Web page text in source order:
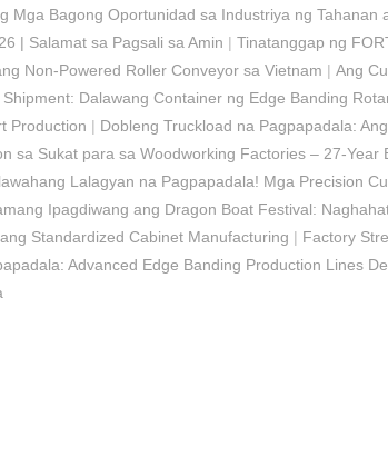
Mga Bagong Oportunidad sa Industriya ng Tahanan
| Salamat sa Pagsali sa Amin | Tinatanggap ng
Non-Powered Roller Conveyor sa Vietnam | Ang
Dalawang Container ng Edge Banding
Production | Dobleng Truckload na Pagpapadala:
sa Sukat para sa Woodworking Factories – 27-Year
Lalagyan na Pagpapadala! Mga Precision
Ipagdiwang ang Dragon Boat Festival:
Standardized Cabinet Manufacturing | Factory
Advanced Edge Banding Production Lines